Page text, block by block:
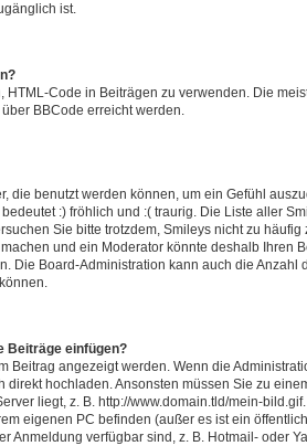
ist.
HTML-Code in Beiträgen zu verwenden. Die
BBCode erreicht werden.
die benutzt werden können, um ein Gefühl
:) fröhlich und :( traurig. Die Liste aller
Sie bitte trotzdem, Smileys nicht zu
und ein Moderator könnte deshalb Ihren
Die Board-Administration kann auch die Anzahl
Beiträge einfügen?
Beitrag angezeigt werden. Wenn die
direkt hochladen. Ansonsten müssen Sie zu
liegt, z. B. http://www.domain.tld/mein-
eigenen PC befinden (außer es ist ein
Anmeldung verfügbar sind, z. B. Hotmail- oder